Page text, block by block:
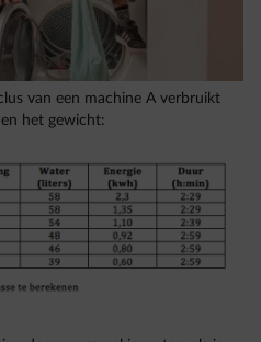
van een machine A verbruikt
het gewicht: